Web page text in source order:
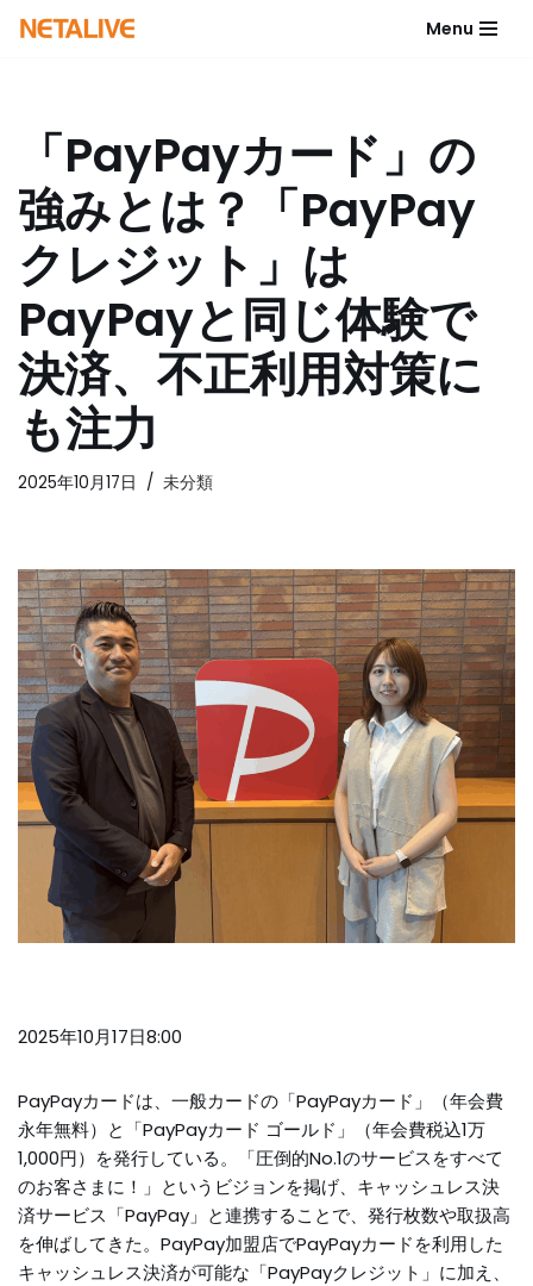
へ
ス
キ
ッ
プ
Menu
「PayPayカード」の
強みとは？「PayPay
クレジット」は
PayPayと同じ体験で
決済、不正利用対策に
も注力
2025年10月17日 未分類
2025年10月17日8:00
PayPayカードは、一般カードの「PayPayカード」（年会費
永年無料）と「PayPayカード ゴールド」（年会費税込1万
1,000円）を発行している。「圧倒的No.1のサービスをすべて
のお客さまに！」というビジョンを掲げ、キャッシュレス決
済サービス「PayPay」と連携することで、発行枚数や取扱高
を伸ばしてきた。PayPay加盟店でPayPayカードを利用した
キャッシュレス決済が可能な「PayPayクレジット」に加え、